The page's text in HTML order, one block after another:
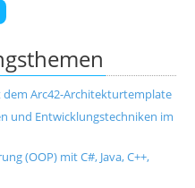
Arc42-Architekturtemplate
und Entwicklungstechniken im
(OOP) mit C#, Java, C++,